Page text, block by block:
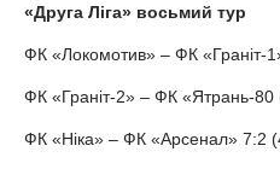
«Друга Ліга» восьмий тур
ФК «Локомотив» – ФК «Граніт-
ФК «Граніт-2» – ФК «Ятрань-
ФК «Ніка» – ФК «Арсенал» 7:2